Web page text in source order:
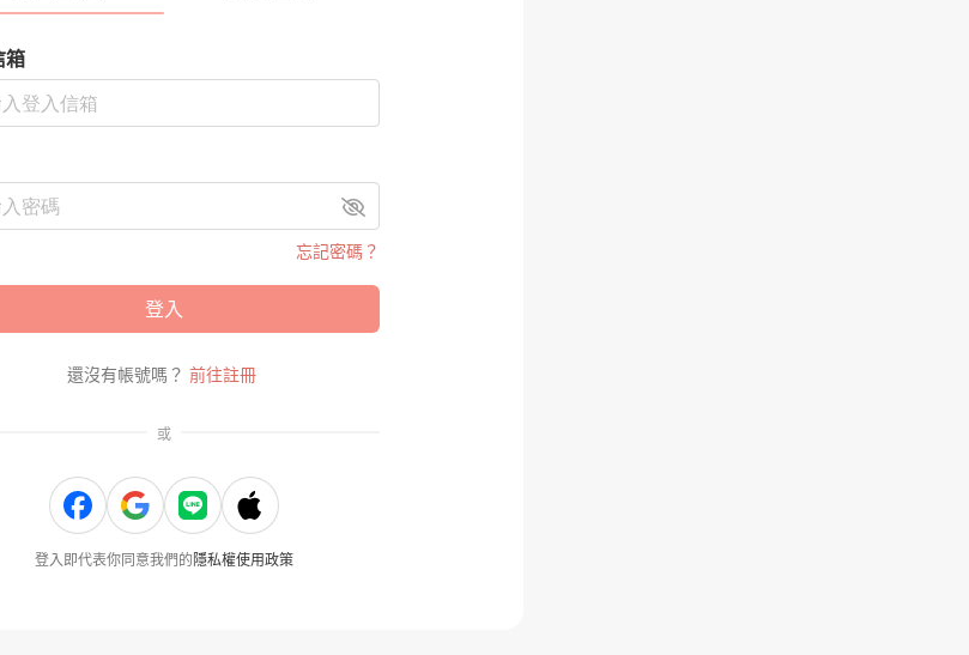
箱
忘記密碼？
登入
還沒有帳號嗎？ 前往註冊
或
登入即代表你同意我們的 隱私權使用政策